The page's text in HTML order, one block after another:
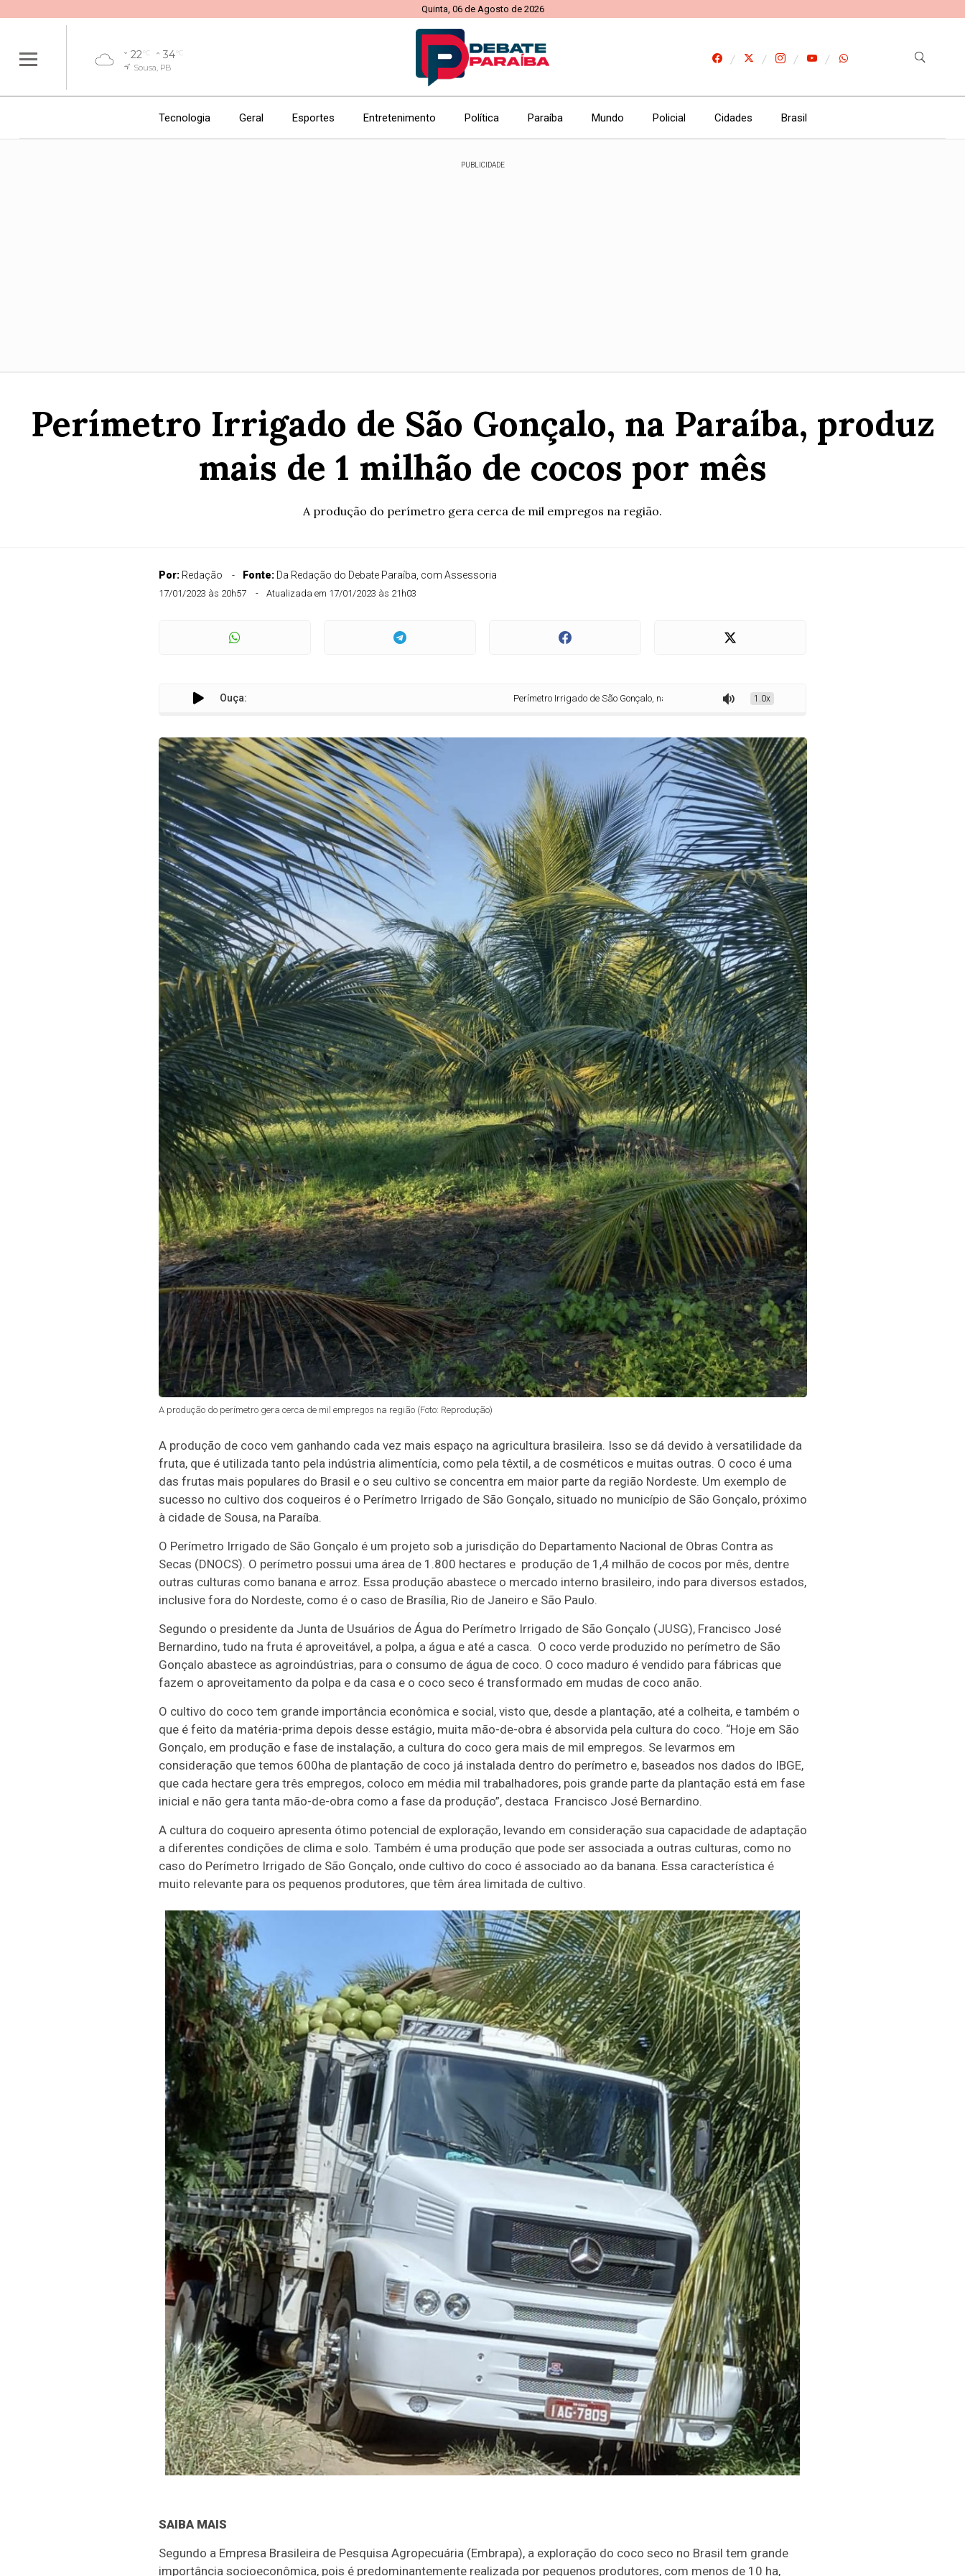
Quinta, 06 de Agosto de 2026
22°C 34°C
Sousa, PB
Tecnologia Geral Esportes Entretenimento Política Paraíba Mundo Policial Cidades Brasil
PUBLICIDADE
Perímetro Irrigado de São Gonçalo, na Paraíba, produz
mais de 1 milhão de cocos por mês
A produção do perímetro gera cerca de mil empregos na região.
Por: Redação Fonte: Da Redação do Debate Paraíba, com Assessoria
17/01/2023 às 20h57 Atualizada em 17/01/2023 às 21h03
Ouça: Perímetro Irrigado de São Gonçalo, na Paraíba, produz mais de 1 milhão de cocos por mês
1.0x
A produção do perímetro gera cerca de mil empregos na região (Foto: Reprodução)
A produção de coco vem ganhando cada vez mais espaço na agricultura brasileira. Isso se dá devido à versatilidade da
fruta, que é utilizada tanto pela indústria alimentícia, como pela têxtil, a de cosméticos e muitas outras. O coco é uma
das frutas mais populares do Brasil e o seu cultivo se concentra em maior parte da região Nordeste. Um exemplo de
sucesso no cultivo dos coqueiros é o Perímetro Irrigado de São Gonçalo, situado no município de São Gonçalo, próximo
à cidade de Sousa, na Paraíba.
O Perímetro Irrigado de São Gonçalo é um projeto sob a jurisdição do Departamento Nacional de Obras Contra as
Secas (DNOCS). O perímetro possui uma área de 1.800 hectares e produção de 1,4 milhão de cocos por mês, dentre
outras culturas como banana e arroz. Essa produção abastece o mercado interno brasileiro, indo para diversos estados,
inclusive fora do Nordeste, como é o caso de Brasília, Rio de Janeiro e São Paulo.
Segundo o presidente da Junta de Usuários de Água do Perímetro Irrigado de São Gonçalo (JUSG), Francisco José
Bernardino, tudo na fruta é aproveitável, a polpa, a água e até a casca. O coco verde produzido no perímetro de São
Gonçalo abastece as agroindústrias, para o consumo de água de coco. O coco maduro é vendido para fábricas que
fazem o aproveitamento da polpa e da casa e o coco seco é transformado em mudas de coco anão.
O cultivo do coco tem grande importância econômica e social, visto que, desde a plantação, até a colheita, e também o
que é feito da matéria-prima depois desse estágio, muita mão-de-obra é absorvida pela cultura do coco. “Hoje em São
Gonçalo, em produção e fase de instalação, a cultura do coco gera mais de mil empregos. Se levarmos em
consideração que temos 600ha de plantação de coco já instalada dentro do perímetro e, baseados nos dados do IBGE,
que cada hectare gera três empregos, coloco em média mil trabalhadores, pois grande parte da plantação está em fase
inicial e não gera tanta mão-de-obra como a fase da produção”, destaca Francisco José Bernardino.
A cultura do coqueiro apresenta ótimo potencial de exploração, levando em consideração sua capacidade de adaptação
a diferentes condições de clima e solo. Também é uma produção que pode ser associada a outras culturas, como no
caso do Perímetro Irrigado de São Gonçalo, onde cultivo do coco é associado ao da banana. Essa característica é
muito relevante para os pequenos produtores, que têm área limitada de cultivo.
SAIBA MAIS
Segundo a Empresa Brasileira de Pesquisa Agropecuária (Embrapa), a exploração do coco seco no Brasil tem grande
importância socioeconômica, pois é predominantemente realizada por pequenos produtores, com menos de 10 ha,